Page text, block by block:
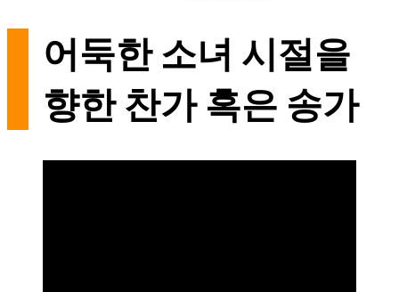
캐
쳐
악
몽
the
어둑한 소녀 시절을
향한 찬가 혹은 송가